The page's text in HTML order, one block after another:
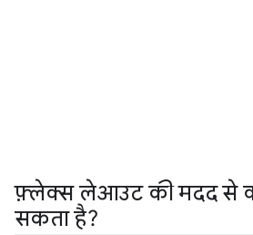
फ़्लेक्स लेआउट की मदद से
सकता है?